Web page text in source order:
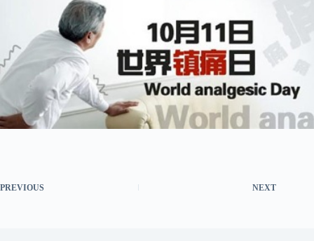
PREVIOUS NEXT